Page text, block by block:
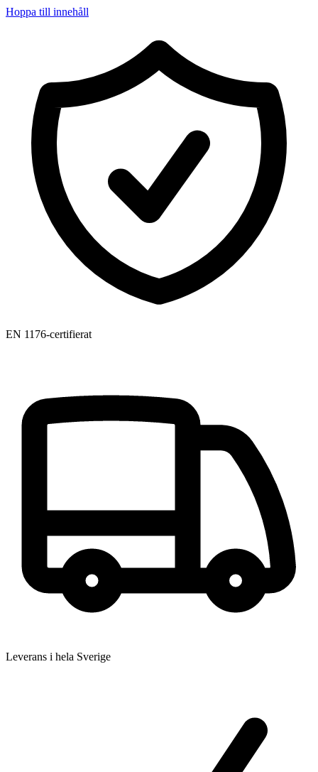
Hoppa till innehåll
EN 1176-certifierat
Leverans i hela Sverige